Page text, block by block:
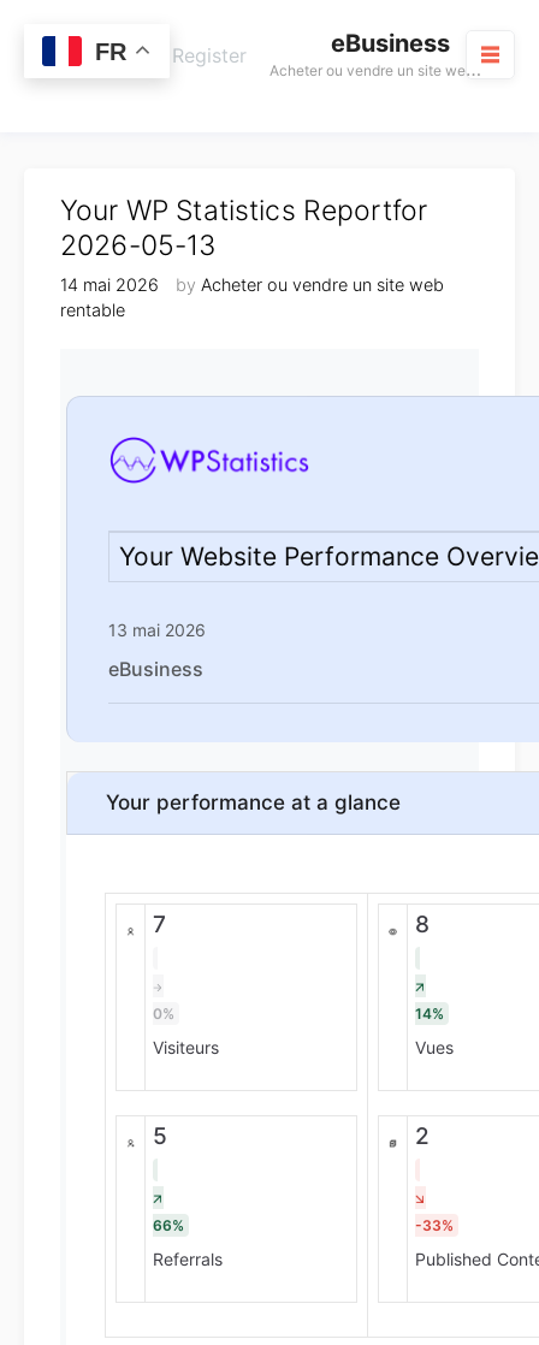
content
eBusiness
A
cheter ou vendre un site web rentable
CartLogin / Register
Your WP Statistics Reportfor
2026-05-13
14 mai 2026 by Acheter ou vendre un site web
rentable
Your Website Performance
13 mai 2026
eBusiness
Your performance at a glance
7
0%
Visiteurs
5
66%
Referrals
8
14%
Vues
2
-33%
Published
FR